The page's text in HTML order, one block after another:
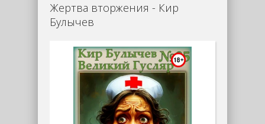
Жертва вторжения - Кир
Булычев